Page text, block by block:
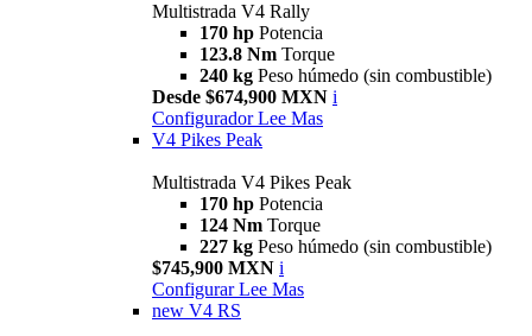
Multistrada V4 Rally
170 hp Potencia
123.8 Nm Torque
240 kg Peso húmedo (sin combustible)
Desde $674,900 MXN i
Configurador Lee Mas
V4 Pikes Peak
Multistrada V4 Pikes Peak
170 hp Potencia
124 Nm Torque
227 kg Peso húmedo (sin combustible)
$745,900 MXN i
Configurar Lee Mas
new V4 RS